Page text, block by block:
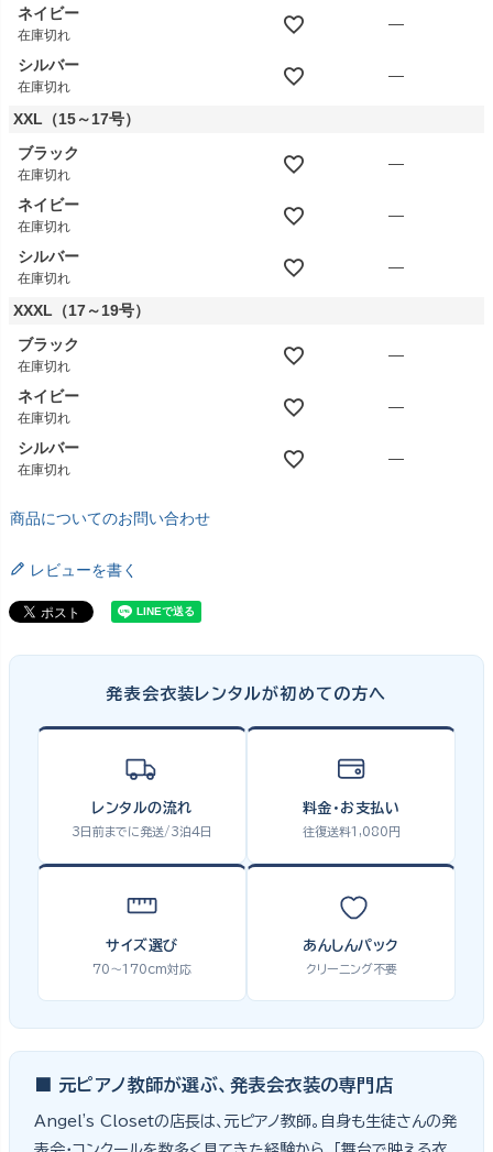
ネイビー
在庫切れ
—
シルバー
在庫切れ
—
XXL（15～17号）
ブラック
在庫切れ
—
ネイビー
在庫切れ
—
シルバー
在庫切れ
—
XXXL（17～19号）
ブラック
在庫切れ
—
ネイビー
在庫切れ
—
シルバー
在庫切れ
—
商品についてのお問い合わせ
レビューを書く
発表会衣装レンタルが初めての方へ
レンタルの流れ
3日前までに発送/3泊4日
料金・お支払い
往復送料1,080円
サイズ選び
70〜170cm対応
あんしんパック
クリーニング不要
■ 元ピアノ教師が選ぶ、発表会衣装の専門店
Angel's Closetの店長は、元ピアノ教師。自身も生徒さんの発